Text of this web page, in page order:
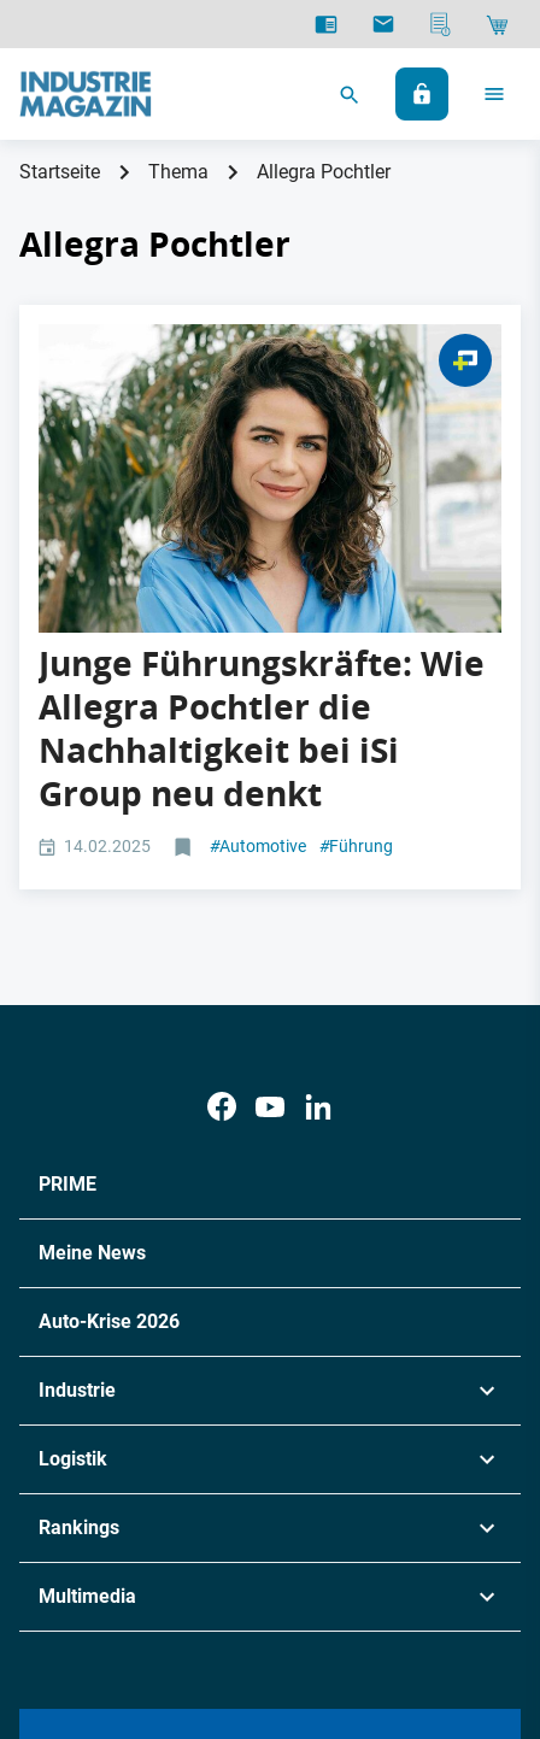
Startseite Thema Allegra Pochtler
Allegra Pochtler
Junge Führungskräfte: Wie
Allegra Pochtler die
Nachhaltigkeit bei iSi
Group neu denkt
14.02.2025 #Automotive #Führung
PRIME
Meine News
Auto-Krise 2026
Industrie
Chemie
Metall
Energie
Logistik
Rankings
Multimedia